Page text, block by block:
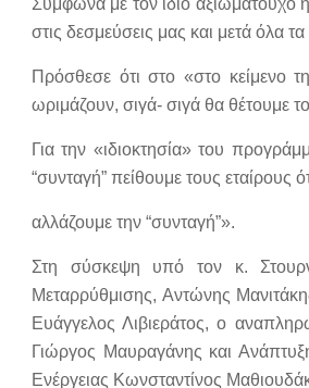
Σύμφωνα με τον ίδιο αξιωματούχο
στις δεσμεύσεις μας και μετά όλα
Πρόσθεσε ότι στο «στο κείμενο
ωριμάζουν, σιγά- σιγά θα θέτουμε
Για την «ιδιοκτησία» του
“συνταγή” πείθουμε τους εταίρους
αλλάζουμε την “συνταγή”».
Στη σύσκεψη υπό τον κ.
Μεταρρύθμισης, Αντώνης
Ευάγγελος Λιβιεράτος, ο
Γιώργος Μαυραγάνης και
Ενέργειας Κωνσταντίνος